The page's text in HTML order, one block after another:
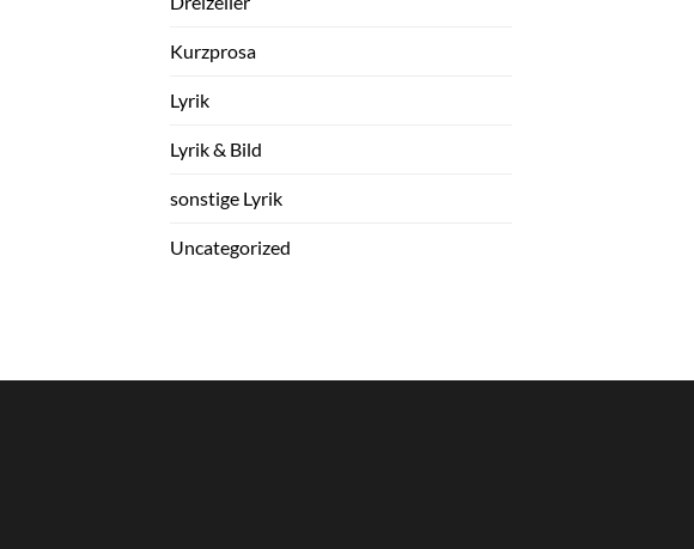
Kurzprosa
Lyrik
Lyrik & Bild
sonstige Lyrik
Uncategorized